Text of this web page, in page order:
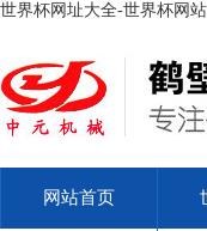
世界杯网址大全-世界杯网
网站首页